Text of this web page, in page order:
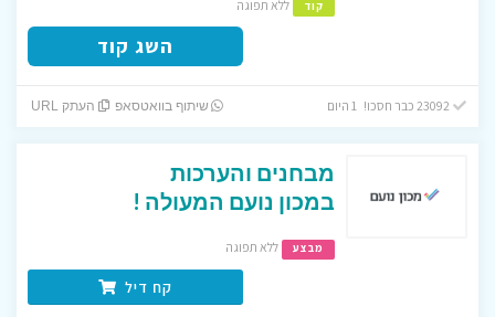
קוד ללא תפוגה
השג קוד
שיתוף בוואטסאפ העתק URL
מבחנים והערכות
במכון נועם המעולה !
מבצע ללא תפוגה
קח דיל